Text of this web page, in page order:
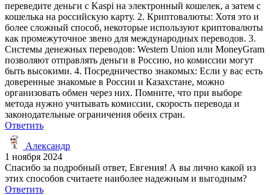
переведите деньги с Kaspi на электронный кошелек, а затем с
кошелька на российскую карту. 2. Криптовалюты: Хотя это и
более сложный способ, некоторые используют криптовалюты
как промежуточное звено для международных переводов. 3.
Системы денежных переводов: Western Union или MoneyGram
позволяют отправлять деньги в Россию, но комиссии могут
быть высокими. 4. Посредничество знакомых: Если у вас есть
доверенные знакомые в России и Казахстане, можно
организовать обмен через них. Помните, что при выборе
метода нужно учитывать комиссии, скорость перевода и
законодательные ограничения обеих стран.
Ответить
Александр
1 ноября 2024
Спасибо за подробный ответ, Евгения! А вы лично какой из
этих способов считаете наиболее надежным и выгодным?
Ответить